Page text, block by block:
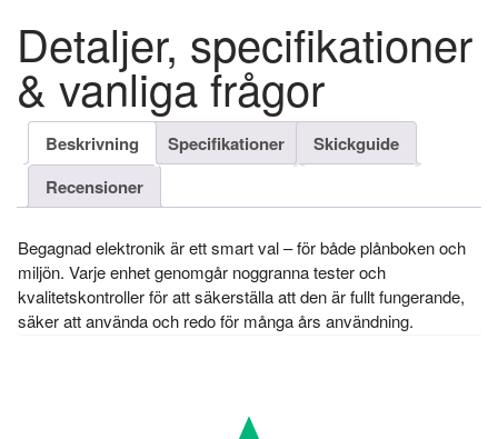
Detaljer, specifikationer
& vanliga frågor
Beskrivning Specifikationer
Skickguide
Recensioner
Begagnad elektronik är ett smart val – för både plånboken och
miljön. Varje enhet genomgår noggranna tester och
kvalitetskontroller för att säkerställa att den är fullt fungerande,
säker att använda och redo för många års användning.